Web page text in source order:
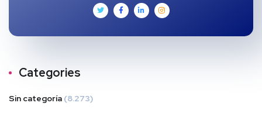
Categories
Sin categoría (8.273)